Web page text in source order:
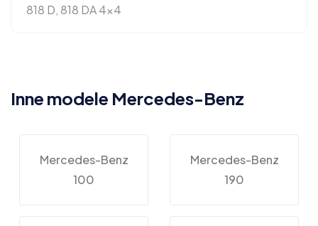
818 D, 818 DA 4x4
Inne modele Mercedes-Benz
Mercedes-Benz
100
Mercedes-Benz
190